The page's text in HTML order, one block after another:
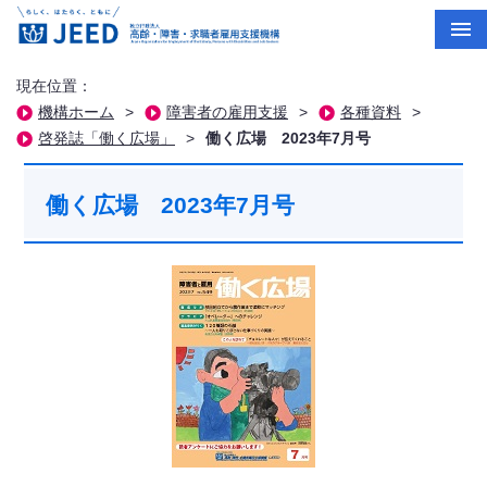
現在位置：
機構ホーム
> 障害者の雇用支援 > 各種資料
>
啓発誌「働く広場」
> 働く広場 2023年7月号
働く広場 2023年7月号